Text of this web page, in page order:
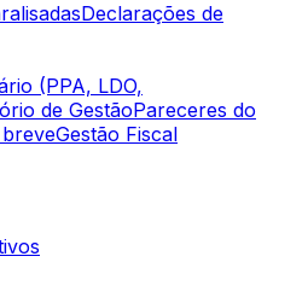
Declarações de
(PPA, LDO,
de GestãoPareceres do
Gestão Fiscal